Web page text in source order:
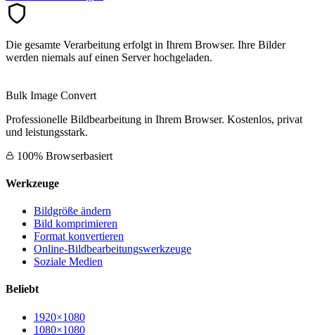
Die gesamte Verarbeitung erfolgt in Ihrem Browser. Ihre Bilder
werden niemals auf einen Server hochgeladen.
Bulk Image Convert
Professionelle Bildbearbeitung in Ihrem Browser. Kostenlos, privat
und leistungsstark.
100% Browserbasiert
Werkzeuge
Bildgröße ändern
Bild komprimieren
Format konvertieren
Online-Bildbearbeitungswerkzeuge
Soziale Medien
Beliebt
1920×1080
1080×1080